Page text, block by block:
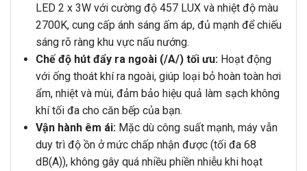
LED 2 x 3W với cường độ 457 LUX và nhiệt độ màu
2700K, cung cấp ánh sáng ấm áp, đủ mạnh để chiếu
sáng rõ ràng khu vực nấu nướng.
Chế độ hút đẩy ra ngoài (/A/) tối ưu:Hoạt động
với ống thoát khí ra ngoài, giúp loại bỏ hoàn toàn hơi
ẩm, nhiệt và mùi, đảm bảo hiệu quả làm sạch không
khí tối đa cho căn bếp của bạn.
Vận hành êm ái:Mặc dù công suất mạnh, máy vẫn
duy trì độ ồn ở mức chấp nhận được (tối đa 68
dB(A)), không gây quá nhiều phiền nhiễu khi hoạt